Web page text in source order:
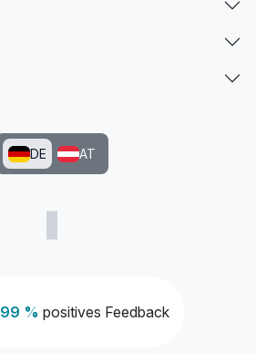
99 % positives Feedback
DE AT